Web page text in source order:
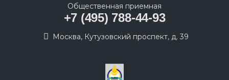
Общественная приемная
+7 (495) 788-44-93
Москва, Кутузовский проспект, д. 39